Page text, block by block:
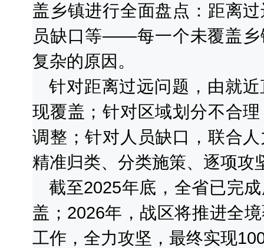
盖乡镇进行全面盘点：距离
员缺口等——每一个未覆盖乡
复杂的原因。
针对距离过远问题，由就
现覆盖；针对区域划分不合
调整；针对人员缺口，联合
精准归类、分类施策、逐项攻
截至2025年底，全省已完
盖；2026年，战区将推进全
工作，全力攻坚，最终实现